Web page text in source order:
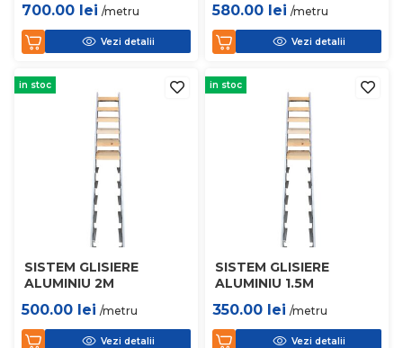
700.00 lei /metru
Vezi detalii
580.00 lei /metru
Vezi detalii
in stoc
SISTEM GLISIERE
ALUMINIU 2M
500.00 lei /metru
Vezi detalii
in stoc
SISTEM GLISIERE
ALUMINIU 1.5M
350.00 lei /metru
Vezi detalii